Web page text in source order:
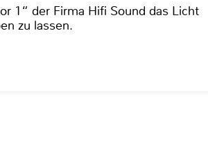
1“ der Firma Hifi Sound das Licht
zu lassen.